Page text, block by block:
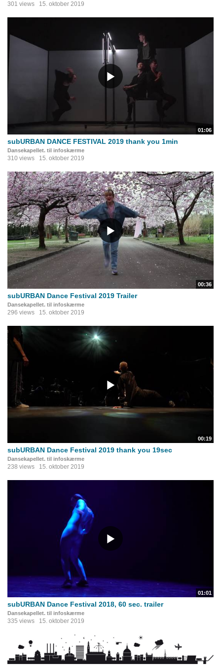
301 views 15. oktober 2019
01:06
subURBAN DANCE FESTIVAL 2019 thank you 1min
Dansekapellet. til infoskærme
310 views 15. oktober 2019
00:36
subURBAN Dance Festival 2019 Trailer
Dansekapellet. til infoskærme
296 views 15. oktober 2019
00:19
subURBAN Dance Festival 2019 thank you 19sec
Dansekapellet. til infoskærme
238 views 15. oktober 2019
01:01
subURBAN Dance Festival 2018, 60 sec. trailer
Dansekapellet. til infoskærme
335 views 15. oktober 2019